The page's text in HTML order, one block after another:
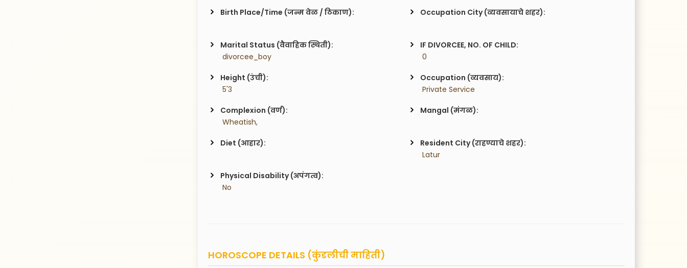
Birth Place/Time (जन्म वेळ / ठिकाण): Occupation City (व्यवसायाचे शहर):
Marital Status (वैवाहिक स्थिती):
divorcee_boy
IF DIVORCEE, NO. OF CHILD:
0
Height (उंची):
5'3
Occupation (व्यवसाय):
Private Service
Complexion (वर्ण):
Wheatish,
Mangal (मंगळ):
Diet (आहार):
Resident City (राहण्याचे शहर):
Latur
Physical Disability (अपंगत्व):
No
HOROSCOPE DETAILS (कुंडलीची माहिती)